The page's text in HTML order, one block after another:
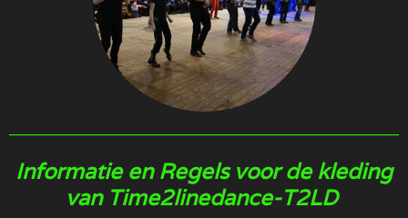
Informatie en Regels voor de kleding
van Time2linedance-T2LD